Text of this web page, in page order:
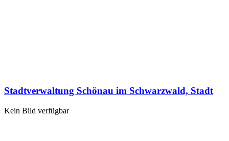
Stadtverwaltung Schönau im Schwarzwald, Stadt
Kein Bild verfügbar